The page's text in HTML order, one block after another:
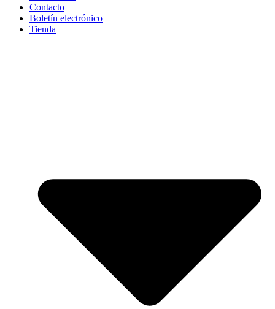
Contacto
Boletín electrónico
Tienda